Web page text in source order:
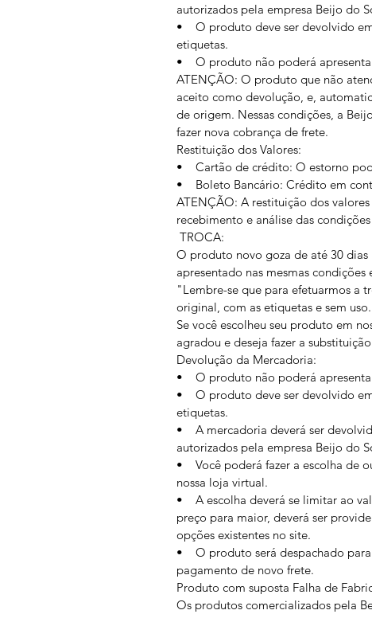
autorizados pela empresa Beijo do
• O produto deve ser devolvido
etiquetas.
• O produto não poderá
ATENÇÃO: O produto que não
aceito como devolução, e,
de origem. Nessas condições, a
fazer nova cobrança de frete.
Restituição dos Valores:
• Cartão de crédito: O estorno
• Boleto Bancário: Crédito em
ATENÇÃO: A restituição dos
recebimento e análise das
TROCA:
O produto novo goza de até 30 dias
apresentado nas mesmas
"Lembre-se que para efetuarmos a
original, com as etiquetas e sem
Se você escolheu seu produto em
agradou e deseja fazer a
Devolução da Mercadoria:
• O produto não poderá
• O produto deve ser devolvido
etiquetas.
• A mercadoria deverá ser
autorizados pela empresa Beijo do
• Você poderá fazer a escolha de
nossa loja virtual.
• A escolha deverá se limitar ao
preço para maior, deverá ser
opções existentes no site.
• O produto será despachado
pagamento de novo frete.
Produto com suposta Falha de
Os produtos comercializados pela